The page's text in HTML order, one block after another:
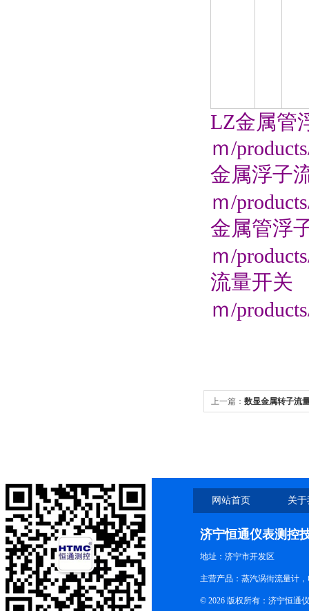
LZ金属管
ｍ/
金属浮子
ｍ/
金属管浮
ｍ/
流量开关
ｍ/
上一篇： 数显金属转子流
网站首页 关
济宁恒通仪表测控
地址：济宁市开发区
主营产品：蒸汽涡街流量计
© 2026 版权所有：济宁恒通